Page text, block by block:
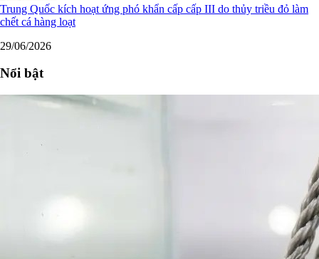
Trung Quốc kích hoạt ứng phó khẩn cấp cấp III do thủy triều đỏ làm
chết cá hàng loạt
29/06/2026
Nổi bật